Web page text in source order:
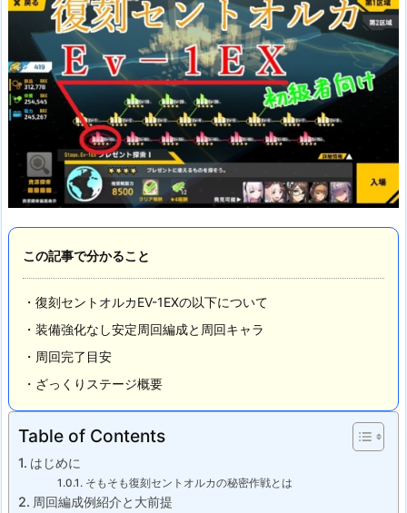
この記事で分かること
・復刻セントオルカEV-1EXの以下について
・装備強化なし安定周回編成と周回キャラ
・周回完了目安
・ざっくりステージ概要
Table of Contents
はじめに
そもそも復刻セントオルカの秘密作戦とは
周回編成例紹介と大前提